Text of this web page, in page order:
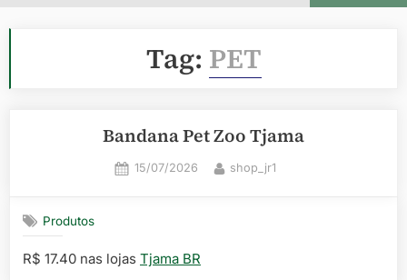
Tag: PET
Bandana Pet Zoo Tjama
Posted
15/07/2026 By
shop_jr1
Produtos
R$ 17.40 nas lojas Tjama BR